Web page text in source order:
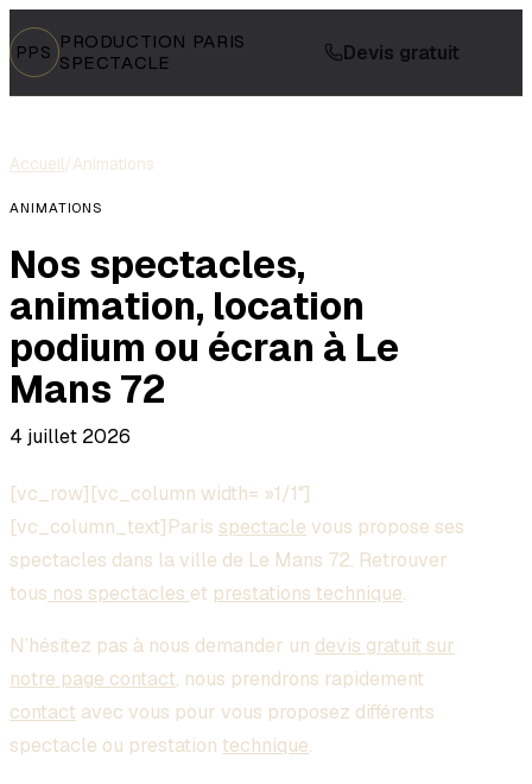
PPS PRODUCTION PARIS
SPECTACLE
Devis gratuit
Accueil/Animations
ANIMATIONS
Nos spectacles,
animation, location
podium ou écran à Le
Mans 72
4 juillet 2026
[vc_row][vc_column width= »1/1″]
[vc_column_text]Paris spectacle vous propose ses
spectacles dans la ville de Le Mans 72. Retrouver
tous nos spectacles et prestations technique.
N’hésitez pas à nous demander un devis gratuit sur
notre page contact, nous prendrons rapidement
contact avec vous pour vous proposez différents
spectacle ou prestation technique.